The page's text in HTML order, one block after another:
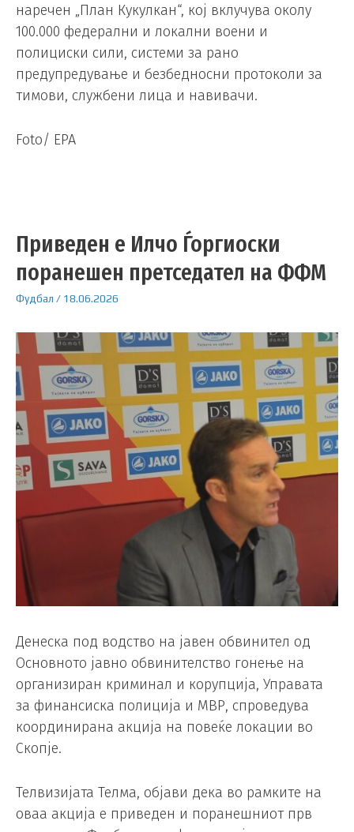
наречен „План Кукулкан“, кој вклучува околу
100.000 федерални и локални воени и
полициски сили, системи за рано
предупредување и безбедносни протоколи за
тимови, службени лица и навивачи.
Foto/ EPA
Приведен е Илчо Ѓоргиоски
поранешен претседател на ФФМ
Фудбал / 18.06.2026
Денеска под водство на јавен обвинител од
Основното јавно обвинителство гонење на
организиран криминал и корупција, Управата
за финансиска полиција и МВР, спроведува
координирана акција на повеќе локации во
Скопје.
Телвизијата Телма, објави дека во рамките на
оваа акција е приведен и поранешниот прв